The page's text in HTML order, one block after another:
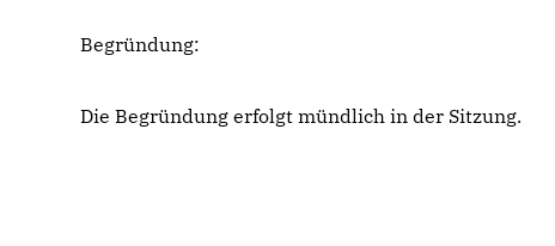
Begründung:
Die Begründung erfolgt mündlich in der Sitzung.